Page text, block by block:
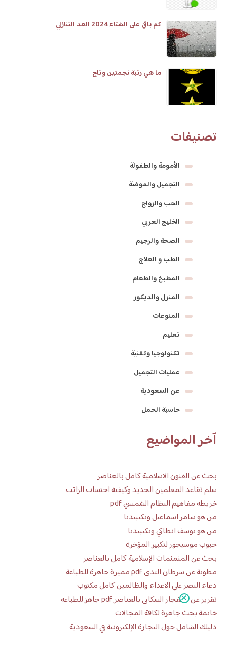
كم باقي على الشتاء 2024 العد التنازلي
ما هي رتبة نجمتين وتاج
تصنيفات
الأمومة والطفولة
التجميل والموضة
الحب والزواج
الخليج العربي
الصحة والرجيم
الطب و العلاج
المطبخ والطعام
المنزل والديكور
المنوعات
تعليم
تكنولوجيا وتقنية
عمليات التجميل
عن السعودية
حاسبة الحمل
آخر المواضيع
بحث عن الفنون الاسلامية كامل بالعناصر
سلم تقاعد المعلمين الجديد وكيفية احتساب الراتب
خريطة مفاهيم النظام الشمسي pdf
من هو سامر اسماعيل ويكيبيديا
من هو يوسف انطاكي ويكيبيديا
حبوب موسيجور لتكبير المؤخرة
بحث عن المنمنمات الإسلامية كامل بالعناصر
مطوية عن سرطان الثدي pdf مميزة جاهزة للطباعة
دعاء النصر على الاعداء والظالمين كامل مكتوب
تقرير عن الانفجار السكاني بالعناصر pdf جاهز للطباعة
خاتمة بحث جاهزة لكافة المجالات
دليلك الشامل حول التجارة الإلكترونية في السعودية